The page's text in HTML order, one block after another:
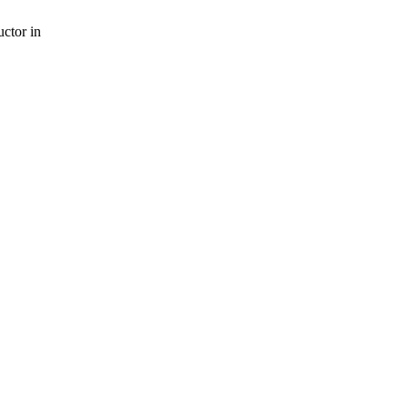
in